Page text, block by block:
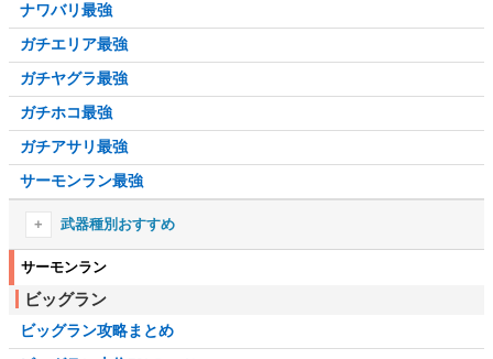
ナワバリ最強
ガチエリア最強
ガチヤグラ最強
ガチホコ最強
ガチアサリ最強
サーモンラン最強
武器種別おすすめ
シューターおすすめ
ブラスターおすすめ
ローラーおすすめ
サーモンラン
ビッグラン
ビッグラン攻略まとめ